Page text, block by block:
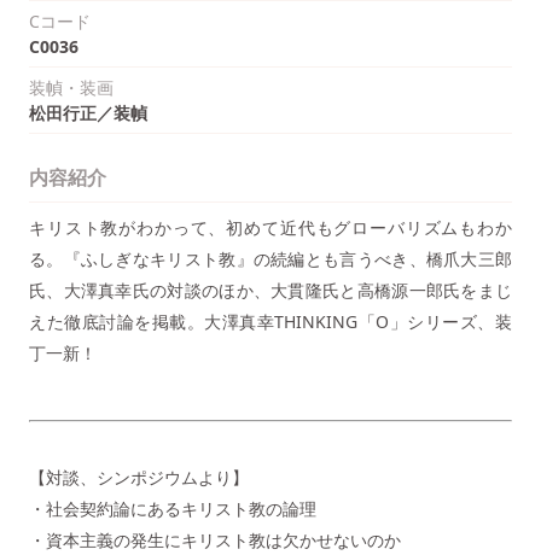
Cコード
C0036
装幀・装画
松田行正／装幀
内容紹介
キリスト教がわかって、初めて近代もグローバリズムもわか
る。『ふしぎなキリスト教』の続編とも言うべき、橋爪大三郎
氏、大澤真幸氏の対談のほか、大貫隆氏と高橋源一郎氏をまじ
えた徹底討論を掲載。大澤真幸THINKING「O」シリーズ、装
丁一新！
【対談、シンポジウムより】
・社会契約論にあるキリスト教の論理
・資本主義の発生にキリスト教は欠かせないのか